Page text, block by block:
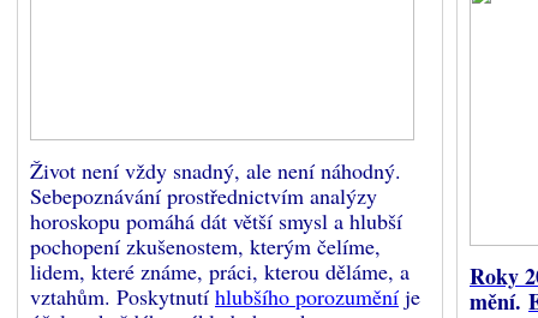
Život není vždy snadný, ale není náhodný.
Sebepoznávání prostřednictvím analýzy
horoskopu pomáhá dát větší smysl a hlubší
pochopení zkušenostem, kterým čelíme,
lidem, které známe, práci, kterou děláme, a
vztahům. Poskytnutí hlubšího porozumění je
Roky
mění.